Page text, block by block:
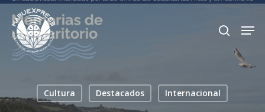
Skip
main
search
Cultura Destacados Internacional
Close
Menu